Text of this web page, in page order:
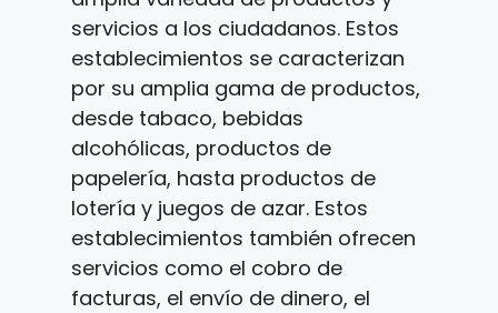
servicios a los ciudadanos. Estos
establecimientos se caracterizan
por su amplia gama de productos,
desde tabaco, bebidas
alcohólicas, productos de
papelería, hasta productos de
lotería y juegos de azar. Estos
establecimientos también ofrecen
servicios como el cobro de
facturas, el envío de dinero, el